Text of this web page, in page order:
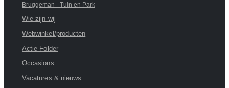
Bruggeman - Tuin en Park
Wie zijn wij
Webwinkel/producten
Actie Folder
Occasions
Vacatures & nieuws